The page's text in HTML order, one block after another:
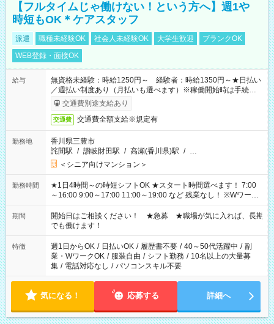
【フルタイムじゃ働けない！という方へ】週1や
時短もOK＊ケアスタッフ
派遣 職種未経験OK 社会人未経験OK 大学生歓迎
ブランクOK
WEB登録・面接OK
給与
無資格未経験：時給1250円～ 経験者：時給1350円～★日払い
／週払い制度あり（月払いも選べます）※稼働開始時は手続き完
了次第のお支払いとなります。
交通費別途支給あり
交通費 交通費全額支給※規定有
勤務地
香川県三豊市
詫間駅 / 讃岐財田駅 / 高瀬(香川県)駅 / …
＜シニア向けマンション＞
勤務時間
★1日4時間～の時短シフトOK ★スタート時間選べます！ 7:00
～16:00 9:00～17:00 11:00～19:00 など 残業なし！ ※Wワーク
の場合、他のお仕事と合わせ週40時間超の就業はご案内できま
せん ※法令に基づき、週20時間以上勤務は社会保険への加入対
象となります ※労働者派遣法（日雇い派遣の原則禁止）によ
り、短時間・短期間の就業はご案内が難しい場合があります
期間
開始日はご相談ください！ ★急募 ★職場が気に入れば、長期
でも働けます！
特徴 週1日からOK / 日払いOK / 履歴書不要 / 40～50代活躍中 / 副
業・WワークOK / 服装自由 / シフト勤務 / 10名以上の大量募
集 / 電話対応なし / パソコンスキル不要
気になる！ 応募する 詳細へ